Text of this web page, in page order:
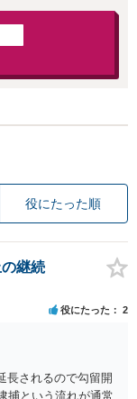
役にたった順
継続
役にたった 2
長されるので勾留開
捕という流れが通常